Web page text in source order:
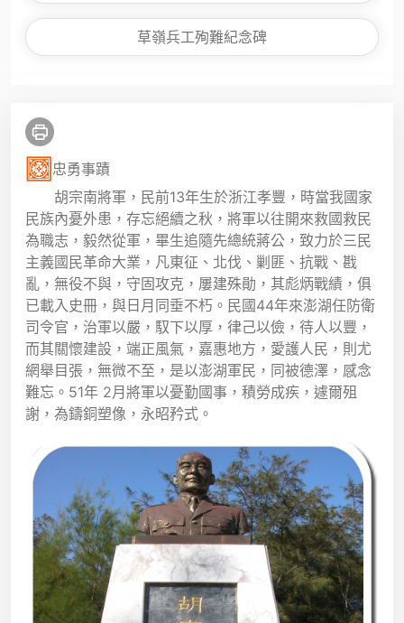
草嶺兵工殉難紀念碑
忠勇事蹟
胡宗南將軍，民前13年生於浙江孝豐，時當我國家
民族內憂外患，存忘絕續之秋，將軍以往開來救國救民
為職志，毅然從軍，畢生追隨先總統蔣公，致力於三民
主義國民革命大業，凡東征、北伐、剿匪、抗戰、戡
亂，無役不與，守固攻克，屢建殊勛，其彪炳戰績，俱
已載入史冊，與日月同垂不朽。民國44年來澎湖任防衛
司令官，治軍以嚴，馭下以厚，律己以儉，待人以豐，
而其關懷建設，端正風氣，嘉惠地方，愛護人民，則尤
網舉目張，無微不至，是以澎湖軍民，同被德澤，感念
難忘。51年 2月將軍以憂勤國事，積勞成疾，遽爾殂
謝，為鑄銅塑像，永昭矜式。